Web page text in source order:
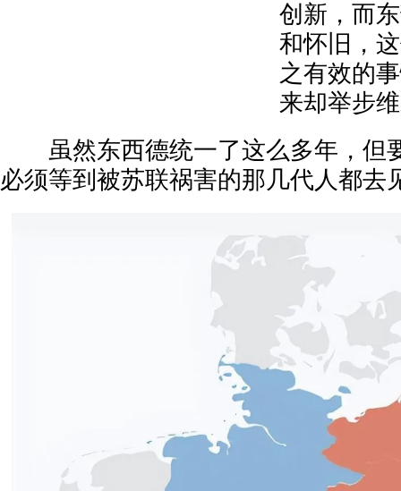
创新，而
和怀旧，
之有效的
来却举步
虽然东西德统一了这么多年，但
必须等到被苏联祸害的那几代人都去